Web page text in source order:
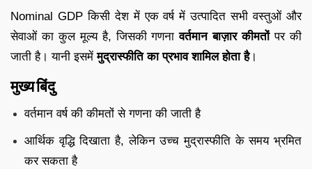
Nominal GDP किसी देश में एक वर्ष में उत्पादित सभी वस्तुओं और
सेवाओं का कुल मूल्य है, जिसकी गणनावर्तमान बाज़ार कीमतोंपर की
जाती है। यानी इसमेंमुद्रास्फीति का प्रभाव शामिल होता है।
मुख्य बिंदु
वर्तमान वर्ष की कीमतों से गणना की जाती है
आर्थिक वृद्धि दिखाता है, लेकिन उच्च मुद्रास्फीति के समय भ्रमित
कर सकता है